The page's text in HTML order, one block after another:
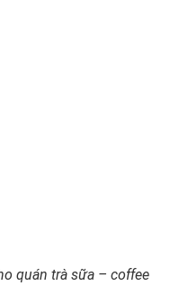
quán trà sữa – coffee